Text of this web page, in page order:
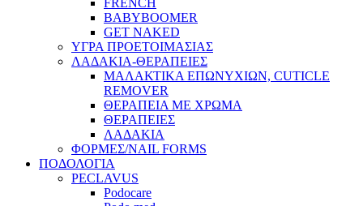
BABYBOOMER
GET NAKED
ΥΓΡΑ ΠΡΟΕΤΟΙΜΑΣΙΑΣ
ΛΑΔΑΚΙΑ-ΘΕΡΑΠΕΙΕΣ
ΜΑΛΑΚΤΙΚΑ ΕΠΩΝΥΧΙΩΝ, CUTICLE
REMOVER
ΘΕΡΑΠΕΙΑ ΜΕ ΧΡΩΜΑ
ΘΕΡΑΠΕΙΕΣ
ΛΑΔΑΚΙΑ
ΦΟΡΜΕΣ/NAIL FORMS
ΠΟΔΟΛΟΓΙΑ
PECLAVUS
Podocare